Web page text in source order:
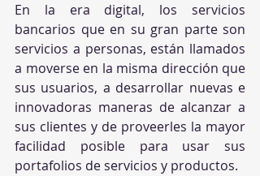
En la era digital, los servicios
bancarios que en su gran parte son
servicios a personas, están llamados
a moverse en la misma dirección que
sus usuarios, a desarrollar nuevas e
innovadoras maneras de alcanzar a
sus clientes y de proveerles la mayor
facilidad posible para usar sus
portafolios de servicios y productos.